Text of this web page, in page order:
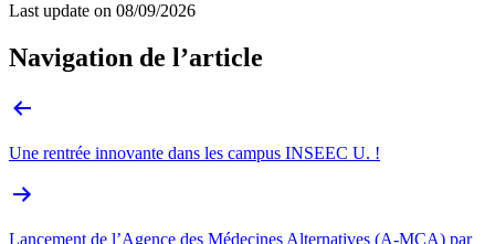
Last update on 08/09/2026
Navigation de l’article
Une rentrée innovante dans les campus INSEEC U. !
Lancement de l’Agence des Médecines Alternatives (A-MCA) par